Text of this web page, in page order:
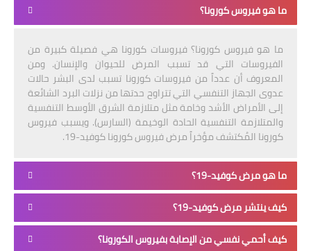
ما هو فيروس كورونا؟
ما هو فيروس كورونا؟ فيروسات كورونا هي فصيلة كبيرة من
الفيروسات التي قد تسبب المرض للحيوان والإنسان. ومن
المعروف أن عدداً من فيروسات كورونا تسبب لدى البشر حالات
عدوى الجهاز التنفسي التي تتراوح حدتها من نزلات البرد الشائعة
إلى الأمراض الأشد وخامة مثل متلازمة الشرق الأوسط التنفسية
والمتلازمة التنفسية الحادة الوخيمة (السارس). ويسبب فيروس
كورونا المُكتشف مؤخراً مرض فيروس كورونا كوفيد-19.
ما هو مرض كوفيد-19؟
كيف ينتشر مرض كوفيد-19؟
كيف أحمي نفسي من الإصابة بفيروس الكورونا؟